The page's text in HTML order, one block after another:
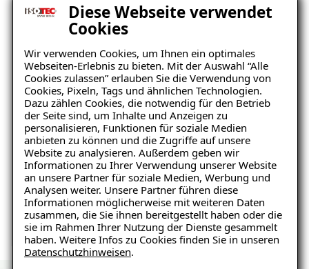
Diese Webseite verwendet
Cookies
Wir verwenden Cookies, um Ihnen ein optimales
Webseiten-Erlebnis zu bieten. Mit der Auswahl “Alle
Cookies zulassen” erlauben Sie die Verwendung von
Cookies, Pixeln, Tags und ähnlichen Technologien.
Dazu zählen Cookies, die notwendig für den Betrieb
der Seite sind, um Inhalte und Anzeigen zu
personalisieren, Funktionen für soziale Medien
anbieten zu können und die Zugriffe auf unsere
Website zu analysieren. Außerdem geben wir
Informationen zu Ihrer Verwendung unserer Website
an unsere Partner für soziale Medien, Werbung und
Analysen weiter. Unsere Partner führen diese
Informationen möglicherweise mit weiteren Daten
zusammen, die Sie ihnen bereitgestellt haben oder die
sie im Rahmen Ihrer Nutzung der Dienste gesammelt
haben. Weitere Infos zu Cookies finden Sie in unseren
Datenschutzhinweisen.
Umweltfreundlich, ökologischer
Baustoff
Behagliches Raumklima durch
klimaregulierende Wirkung
Wertsteigerung der Immobilie
Schnelle Nutzung als Wohnraum
Nicht brennbar
Ratgeber „Schimmel“
– jetzt kostenlos erhalten!
E-Mail eingeben